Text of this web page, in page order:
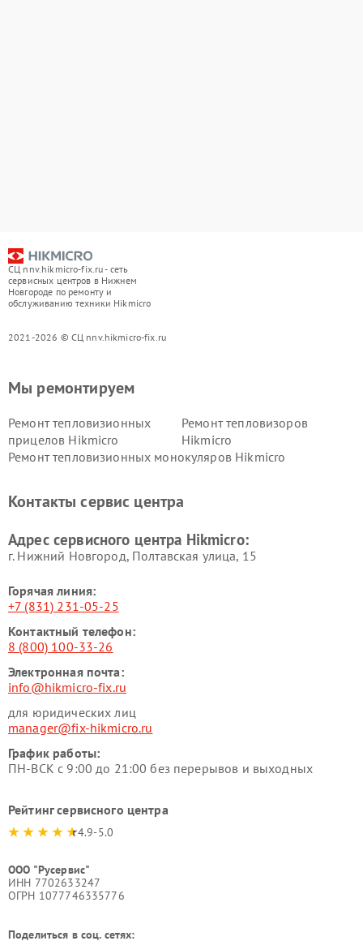
СЦ nnv.hikmicro-fix.ru - сеть
сервисных центров в Нижнем
Новгороде по ремонту и
обслуживанию техники Hikmicro
2021-2026 © СЦ nnv.hikmicro-fix.ru
Мы ремонтируем
Ремонт тепловизионных
прицелов Hikmicro
Ремонт тепловизоров
Hikmicro
Ремонт тепловизионных монокуляров Hikmicro
Контакты сервис центра
Адрес сервисного центра Hikmicro:
г. Нижний Новгород, Полтавская улица, 15
Горячая линия:
+7 (831) 231-05-25
Контактный телефон:
8 (800) 100-33-26
Электронная почта:
info@hikmicro-fix.ru
для юридических лиц
manager@fix-hikmicro.ru
График работы:
ПН-ВСК с 9:00 до 21:00 без перерывов и выходных
Рейтинг сервисного центра
4.9-5.0
ООО "Русервис"
ИНН 7702633247
ОГРН 1077746335776
Поделиться в соц. сетях: